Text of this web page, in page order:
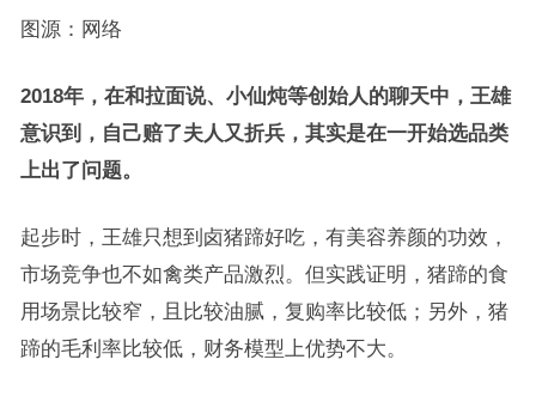
图源：网络
2018年，在和拉面说、小仙炖等创始人的聊天中，王雄
意识到，自己赔了夫人又折兵，其实是在一开始选品类
上出了问题。
起步时，王雄只想到卤猪蹄好吃，有美容养颜的功效，
市场竞争也不如禽类产品激烈。但实践证明，猪蹄的食
用场景比较窄，且比较油腻，复购率比较低；另外，猪
蹄的毛利率比较低，财务模型上优势不大。